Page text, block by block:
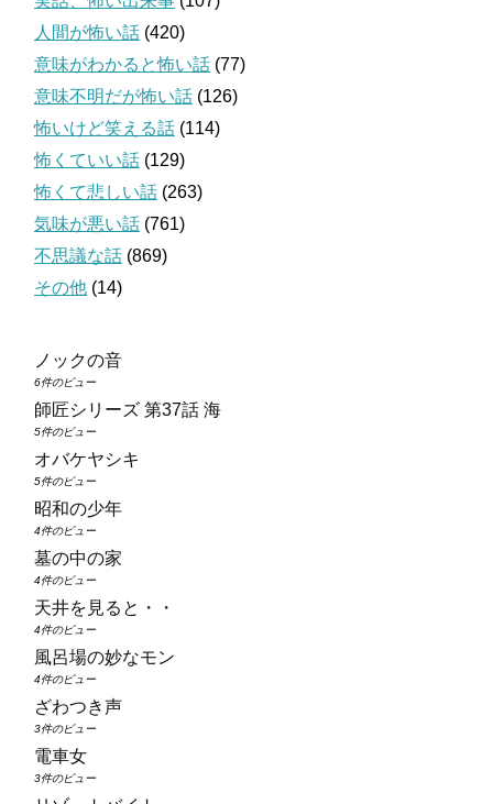
人間が怖い話 (420)
意味がわかると怖い話 (77)
意味不明だが怖い話 (126)
怖いけど笑える話 (114)
怖くていい話 (129)
怖くて悲しい話 (263)
気味が悪い話 (761)
不思議な話 (869)
その他 (14)
ノックの音
6件のビュー
師匠シリーズ 第37話 海
5件のビュー
オバケヤシキ
5件のビュー
昭和の少年
4件のビュー
墓の中の家
4件のビュー
天井を見ると・・
4件のビュー
風呂場の妙なモン
4件のビュー
ざわつき声
3件のビュー
電車女
3件のビュー